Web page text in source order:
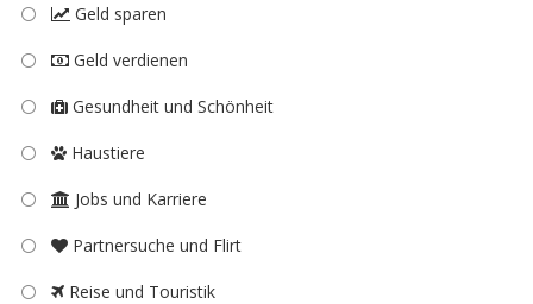
Geld sparen
Geld verdienen
Gesundheit und Schönheit
Haustiere
Jobs und Karriere
Partnersuche und Flirt
Reise und Touristik